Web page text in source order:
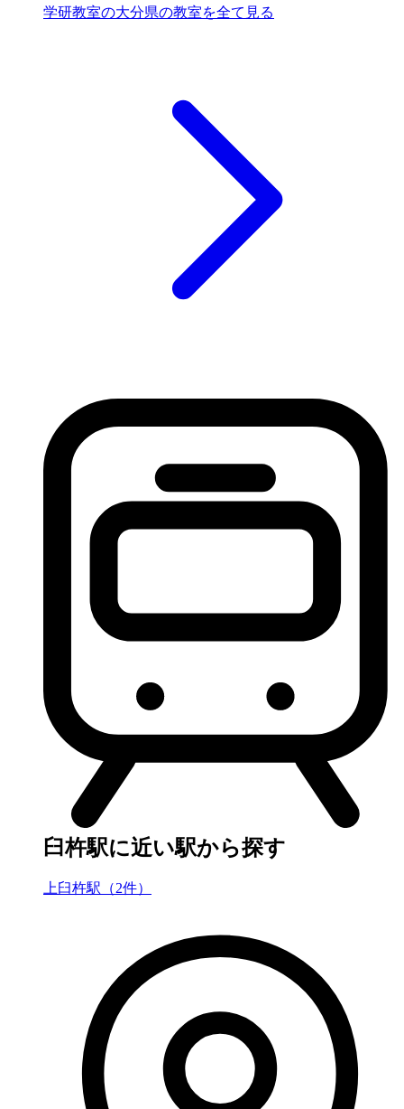
学研教室の大分県の教室を全て見る
臼杵駅に近い駅から探す
上臼杵駅（2件）